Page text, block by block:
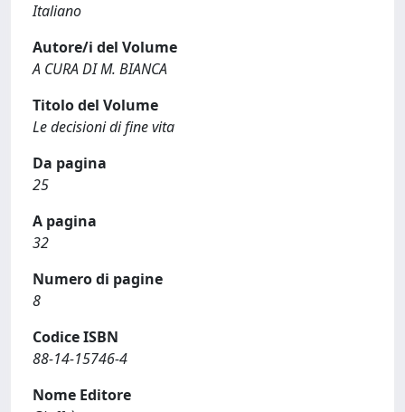
Italiano
Autore/i del Volume
A CURA DI M. BIANCA
Titolo del Volume
Le decisioni di fine vita
Da pagina
25
A pagina
32
Numero di pagine
8
Codice ISBN
88-14-15746-4
Nome Editore